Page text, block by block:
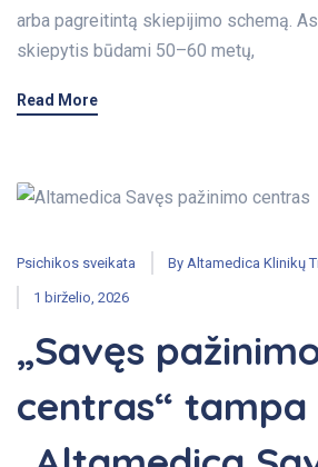
arba pagreitintą skiepijimo schemą.
skiepytis būdami 50–60 metų,
Read More
Psichikos sveikata By Altamedica Klinikų
1 birželio, 2026
„Savęs
centras“ tampa